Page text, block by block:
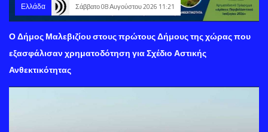
Ελλάδα Σάββατο 08 Αυγούστου 2026 11:21
Ο Δήμος Μαλεβιζίου στους πρώτους Δήμους της χώρας που
εξασφάλισαν χρηματοδότηση για Σχέδιο Αστικής
Ανθεκτικότητας